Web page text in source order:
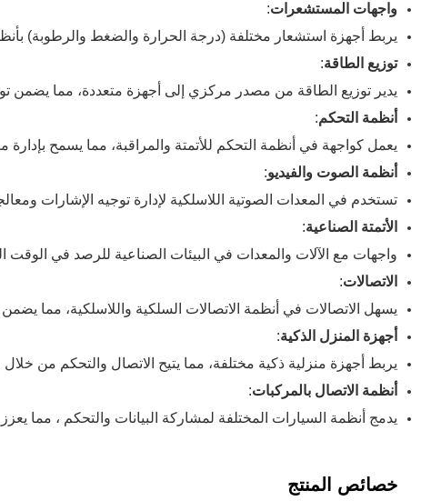
واجهات المستشعرات:
يربط أجهزة استشعار مختلفة (درجة الحرارة والضغط والرطوبة)
توزيع الطاقة:
يدير توزيع الطاقة من مصدر مركزي إلى أجهزة متعددة، مما يضمن
أنظمة التحكم:
يعمل كواجهة في أنظمة التحكم للأتمتة والمراقبة، مما يسمح بإدارة
أنظمة الصوت والفيديو:
تستخدم في المعدات الصوتية اللاسلكية لإدارة توجيه الإشارات
الأتمتة الصناعية:
واجهات مع الآلات والمعدات في البيئات الصناعية للرصد في الوقت
الاتصالات:
يسهل الاتصالات في أنظمة الاتصالات السلكية واللاسلكية، مما يضمن
أجهزة المنزل الذكية:
يربط أجهزة منزلية ذكية مختلفة، مما يتيح الاتصال والتحكم من
أنظمة الاتصال بالمركبات:
يدمج أنظمة السيارات المختلفة لمشاركة البيانات والتحكم ، مما يعزز
خصائص المنتج